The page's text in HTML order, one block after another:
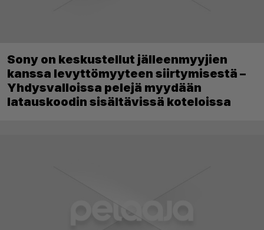
Sony on keskustellut jälleenmyyjien
kanssa levyttömyyteen siirtymisestä –
Yhdysvalloissa pelejä myydään
latauskoodin sisältävissä koteloissa